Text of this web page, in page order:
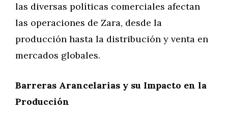
las diversas políticas comerciales afectan
las operaciones de Zara, desde la
producción hasta la distribución y venta en
mercados globales.
Barreras Arancelarias y su Impacto en la
Producción